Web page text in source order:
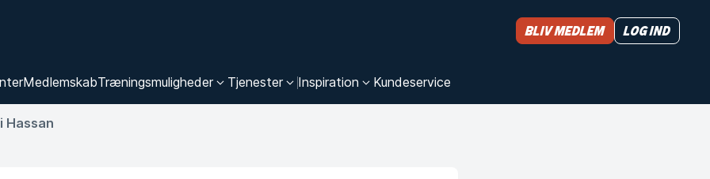
MedlemskabTræningsmuligheder Tjenester Inspiration Kundeservice
Bliv medlem Log ind
Hassan